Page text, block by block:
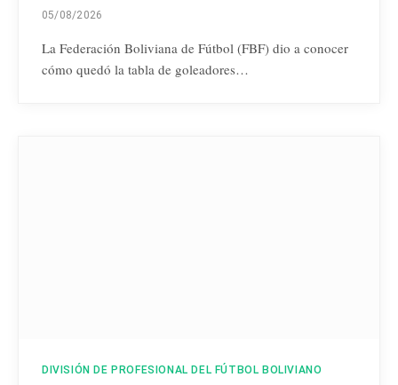
05/08/2026
La Federación Boliviana de Fútbol (FBF) dio a conocer
cómo quedó la tabla de goleadores…
DIVISIÓN DE PROFESIONAL DEL FÚTBOL BOLIVIANO